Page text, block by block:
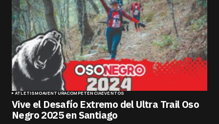
ATLETISMOAVENTURACOMPETENCIAEVENTOS
Vive el Desafío Extremo del Ultra Trail Oso
Negro 2025 en Santiago